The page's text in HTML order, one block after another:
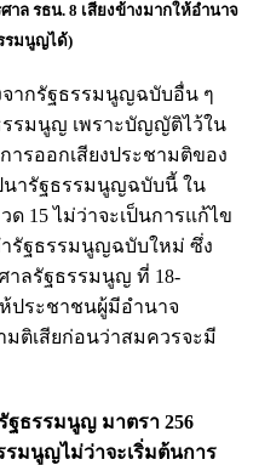
ล รธน. 8 เสียงข้างมากให้อำนาจ
รมนูญได้)
ากรัฐธรรมนูญฉบับอื่น ๆ
รรมนูญ เพราะบัญญัติไว้ใน
ารออกเสียงประชามติของ
นารัฐธรรมนูญฉบับนี้ ใน
15 ไม่ว่าจะเป็นการแก้ไข
ำรัฐธรรมนูญฉบับใหม่ ซึ่ง
าลรัฐธรรมนูญ ที่ 18-
ห้ประชาชนผู้มีอำนาจ
ติเสียก่อนว่าสมควรจะมี
ฐธรรมนูญ มาตรา 256
มนูญไม่ว่าจะเริ่มต้นการ